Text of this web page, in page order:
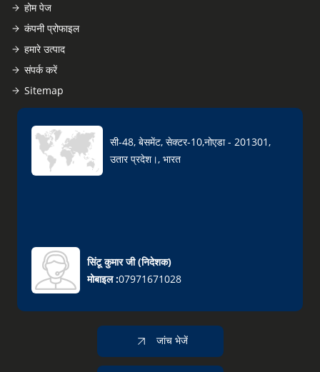
होम पेज
कंपनी प्रोफाइल
हमारे उत्पाद
संपर्क करें
Sitemap
सी-48, बेसमेंट, सेक्टर-10,नोएडा - 201301,
उतार प्रदेश।, भारत
सिंटू कुमार जी(निदेशक)
मोबाइल :07971671028
जांच भेजें